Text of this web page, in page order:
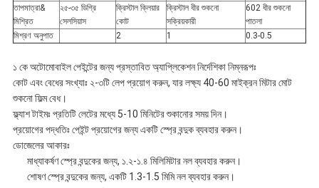
তাপমাত্রা&
মিশ্রিত
২৫-৩৫ ডিগ্রি
সেলসিয়াস
ক্রিস্টাল ক্লিয়ার
কোট
ক্রিস্টাল ধীর শুকনো
সক্রিয়কারী
602 ধীর শুকনো
পাতলা
মিশ্রণ অনুপাত
2 1 0.3-0.5
১ কে অটোমোবাইল পেইন্টের জন্য প্রস্তাবিত অ্যাপ্লিকেশন নির্দেশিকা নিম্নরূপঃ
কোট এবং বেধের সংখ্যাঃ ২-৩টি লেপ প্রয়োগ করুন, যার লক্ষ্য 40-60 মাইক্রন মিটার মোট
শুকনো ফিল্ম বেধ।
ফ্ল্যাশ টাইমঃ প্রতিটি লেটের মধ্যে 5-10 মিনিটের শুকানোর সময় দিন।
প্রয়োগের পদ্ধতিঃ পেইন্ট প্রয়োগের জন্য একটি স্প্রে বন্দুক ব্যবহার করুন।
ডোজেলের আকারঃ
মাধ্যাকর্ষণ স্প্রে বন্দুকের জন্য, ১.২-১.৪ মিলিমিটার নল ব্যবহার করুন।
শোষণ স্প্রে বন্দুকের জন্য, একটি 1.3-1.5 মিমি নল ব্যবহার করুন।